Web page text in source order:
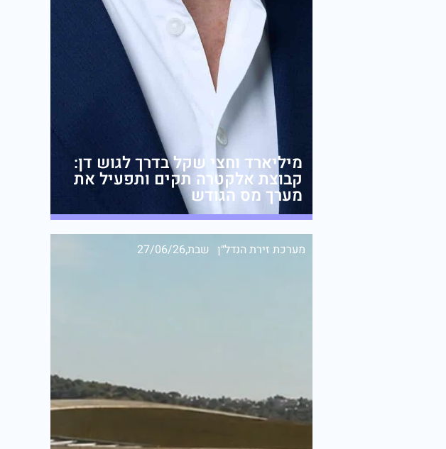
מיליארד וחצי שקל בדרך לגוש דן:
קבוצת אלקטרה תקים ותפעיל את
מערך מס הגודש
מערכת זירת הנדל״ן שבת,27/06/26